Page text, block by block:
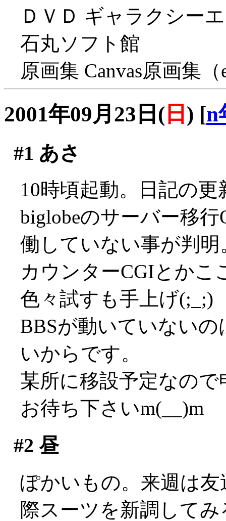
ＤＶＤ ギャラクシー
石丸ソフト館
原画集 Canvas原画集
2001年09月23日( 日 ) [n
#1 あさ
10時頃起動。日記の
biglobeのサーバー移
働していない事が判明
カウンターCGIとかこ
色々試すも手上げ(;_;)
BBSが動いていない
いからです。
某所に移設予定なの
お待ち下さいm(__)m
#2 昼
ぽかいもの。来週は
際スーツを新調してみ